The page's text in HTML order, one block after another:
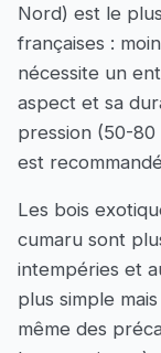
Nord) est le
françaises :
nécessite un
aspect et sa
pression (50-80
est
Les bois
cumaru sont
intempéries et
plus simple
même des